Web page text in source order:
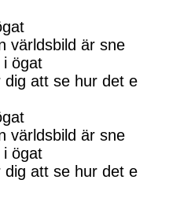
världsbild är sne
i ögat
dig att se hur det e
världsbild är sne
i ögat
dig att se hur det e